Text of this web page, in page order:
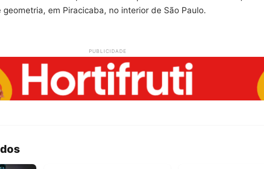
em Piracicaba, no interior de São Paulo.
PUBLICIDADE